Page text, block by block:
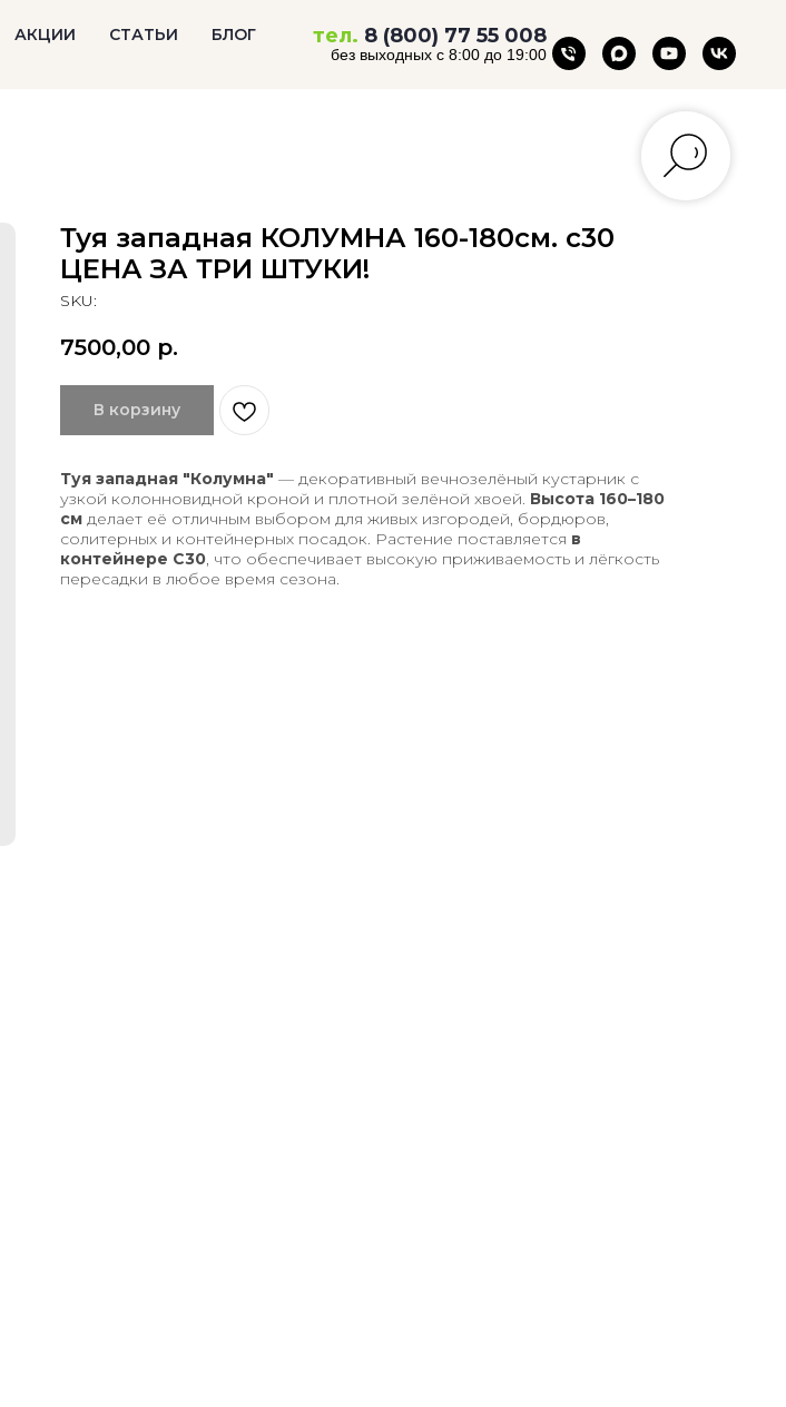
АКЦИИ СТАТЬИ
БЛОГ
тел. 8 (800) 77 55 008
без выходных с 8:00 до 19:00
Туя западная КОЛУМНА 160-180см. с30
ЦЕНА ЗА ТРИ ШТУКИ!
SKU:
7500,00 р.
В корзину
Туя западная "Колумна" — декоративный вечнозелёный кустарник с
узкой колонновидной кроной и плотной зелёной хвоей. Высота 160–180
см делает её отличным выбором для живых изгородей, бордюров,
солитерных и контейнерных посадок. Растение поставляется в
контейнере С30, что обеспечивает высокую приживаемость и лёгкость
пересадки в любое время сезона.